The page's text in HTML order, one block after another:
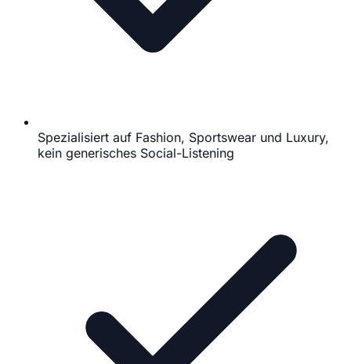
Spezialisiert auf Fashion, Sportswear und Luxury,
kein generisches Social-Listening